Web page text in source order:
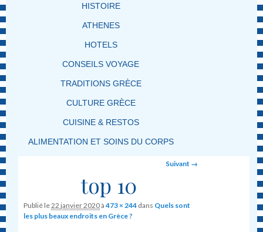
HISTOIRE
ATHENES
HOTELS
CONSEILS VOYAGE
TRADITIONS GRÈCE
CULTURE GRÈCE
CUISINE & RESTOS
ALIMENTATION ET SOINS DU CORPS
Suivant →
top 10
Publié le22 janvier 2020à473 × 244 dans Quels sont
les plus beaux endroits en Grèce ?